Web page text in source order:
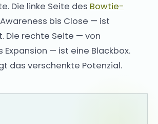
Die linke Seite des Bowtie-
bis Close — ist
Die rechte Seite — von
Expansion — ist eine Blackbox.
das verschenkte Potenzial.